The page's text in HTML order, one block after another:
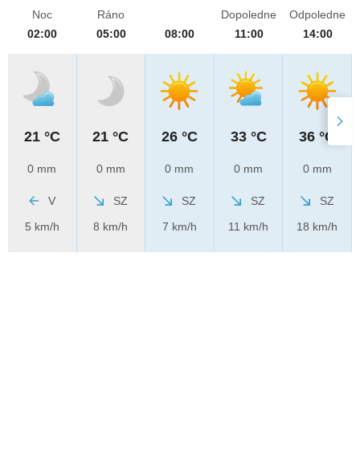
Noc
02:00
21 °C
0 mm
V
5 km/h
Ráno
05:00
21 °C
0 mm
SZ
8 km/h
08:00
26 °C
0 mm
SZ
7 km/h
Dopoledne
11:00
33 °C
0 mm
SZ
11 km/h
Odpoledne
14:00
36 °C
0 mm
SZ
18 km/h